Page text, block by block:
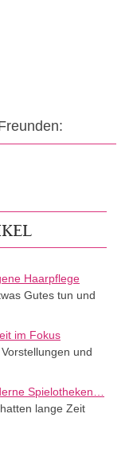
Haarpflege
Gutes tun und
im Fokus
und
Spielotheken…
lange Zeit